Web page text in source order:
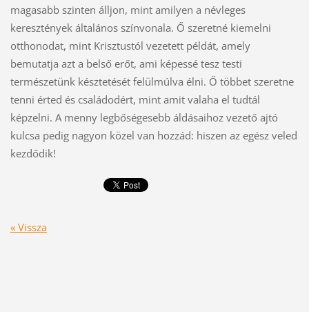
magasabb szinten álljon, mint amilyen a névleges
keresztények általános színvonala. Ő szeretné kiemelni
otthonodat, mint Krisztustól vezetett példát, amely
bemutatja azt a belső erőt, ami képessé tesz testi
természetünk késztetését felülmúlva élni. Ő többet szeretne
tenni érted és családodért, mint amit valaha el tudtál
képzelni. A menny legbőségesebb áldásaihoz vezető ajtó
kulcsa pedig nagyon közel van hozzád: hiszen az egész veled
kezdődik!
« Vissza